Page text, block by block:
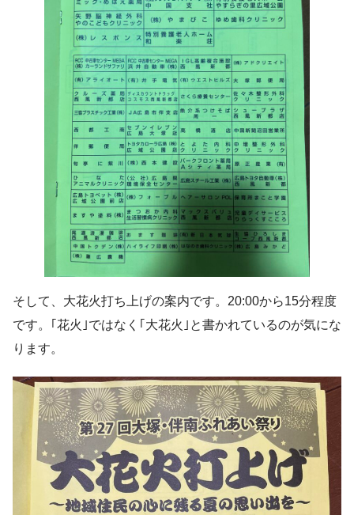
そして、大花火打ち上げの案内です。20:00から15分程度
です。｢花火｣ではなく｢大花火｣と書かれているのが気にな
ります。